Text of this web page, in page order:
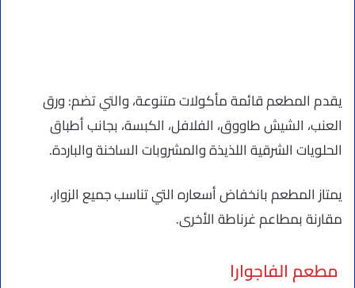
يقدم المطعم قائمة مأكولات متنوعة، والتي تضم: ورق
العنب، الشيش طاووق، الفلافل، الكبسة، بجانب أطباق
الحلويات الشرقية اللذيذة والمشروبات الساخنة والباردة.
يمتاز المطعم بانخفاض أسعاره التي تناسب جميع الزوار،
مقارنة بمطاعم غرناطة الأخرى.
مطعم الفاجوارا